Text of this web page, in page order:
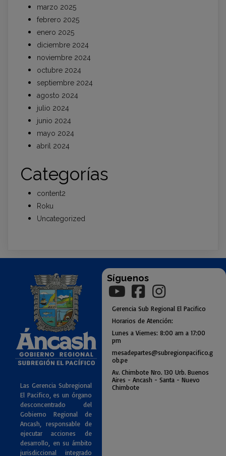
marzo 2025
febrero 2025
enero 2025
diciembre 2024
noviembre 2024
octubre 2024
septiembre 2024
agosto 2024
julio 2024
junio 2024
mayo 2024
abril 2024
Categorías
content2
Roku
Uncategorized
Las Gerencia Subregional
El Pacifico, es un órgano
desconcentrado del
Gobierno Regional de
Ancash, responsable de
ejecutar acciones de
desarrollo, en su ámbito
jurisdiccional integrado
Síguenos
Gerencia Sub Regional El Pacifico
Horarios de Atención:
Lunes a Viernes: 8:00 am a 17:00
pm
mesadepartes@subregionpacifico.g
ob.pe
Av. Chimbote Nro. 130 Urb. Buenos
Aires - Ancash - Santa - Nuevo
Chimbote